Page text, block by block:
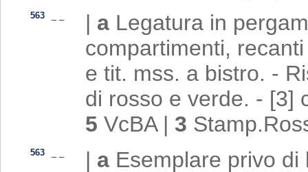
563 | a Legatura in
compartimenti,
e tit. mss. a bistro. -
di rosso e verde. - [3]
5 VcBA | 3
563 | a Esemplare privo